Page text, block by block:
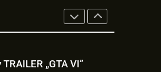
Sue Storm będzie
ważny wątek w
TRAILER „GTA VI”